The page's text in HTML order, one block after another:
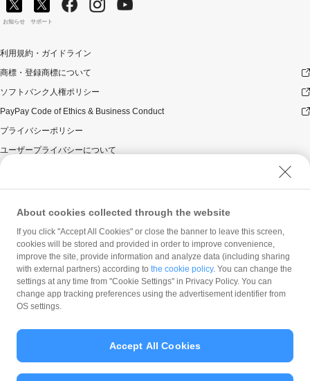
お知らせ サポート
利用規約・ガイドライン
商標・登録商標について
ソフトバンク人権ポリシー
PayPay Code of Ethics & Business Conduct
プライバシーポリシー
ユーザープライバシーについて
ウェブサイト利用規約
反社会的勢力に対する方針
勧誘方針
マネロン等基本方針
カスタマーハラスメントに関する当社の考え方
© PayPay Corporation
About cookies collected through the website
If you click "Accept All Cookies" or close the banner to leave this screen,
cookies will be stored and provided in order to improve convenience,
improve the site, provide information and analyze data (including sharing
with external partners) according to the cookie policy. You can change the
settings at any time from "Cookie Settings" in Privacy Policy. You can
change app tracking preferences using the advertisement identifier from
OS settings.
Accept All Cookies